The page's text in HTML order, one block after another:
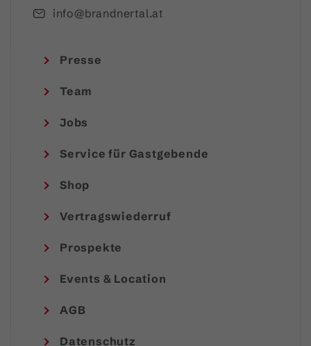
info@brandnertal.at
Presse
Team
Jobs
Service für Gastgebende
Shop
Vertragswiederruf
Prospekte
Events & Location
AGB
Datenschutz